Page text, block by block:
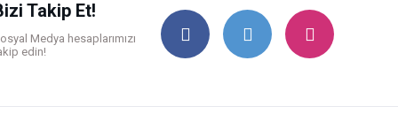
Takip Et!
Medya hesaplarımızı
edin!